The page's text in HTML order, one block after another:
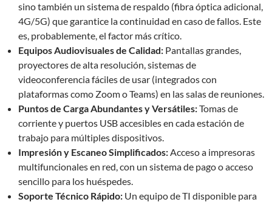
sino también un sistema de respaldo (fibra óptica adicional,
4G/5G) que garantice la continuidad en caso de fallos. Este
es, probablemente, el factor más crítico.
Equipos Audiovisuales de Calidad: Pantallas grandes,
proyectores de alta resolución, sistemas de
videoconferencia fáciles de usar (integrados con
plataformas como Zoom o Teams) en las salas de reuniones.
Puntos de Carga Abundantes y Versátiles:Tomas de
corriente y puertos USB accesibles en cada estación de
trabajo para múltiples dispositivos.
Impresión y Escaneo Simplificados:Acceso a impresoras
multifuncionales en red, con un sistema de pago o acceso
sencillo para los huéspedes.
Soporte Técnico Rápido: Un equipo de TI disponible para